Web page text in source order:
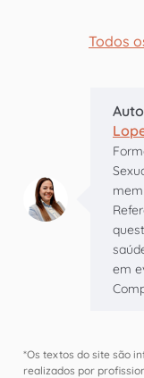
Todos
em
*Os textos do site são
realizados por